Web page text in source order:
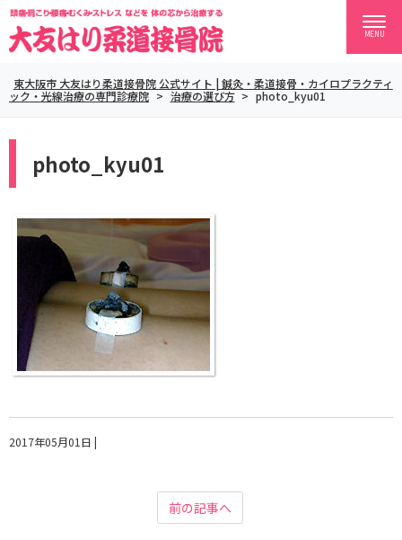
MENU
東大阪市 大友はり柔道接骨院 公式サイト | 鍼灸・柔道接骨・カイロプラクティ
ック・光線治療の専門診療院 > 治療の選び方 > photo_kyu01
photo_kyu01
2017年05月01日 |
前の記事へ